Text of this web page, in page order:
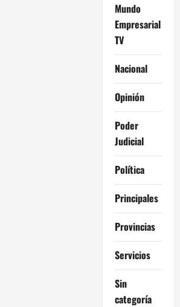
Mundo
Empresarial
TV
Nacional
Opinión
Poder
Judicial
Política
Principales
Provincias
Servicios
Sin
categoría